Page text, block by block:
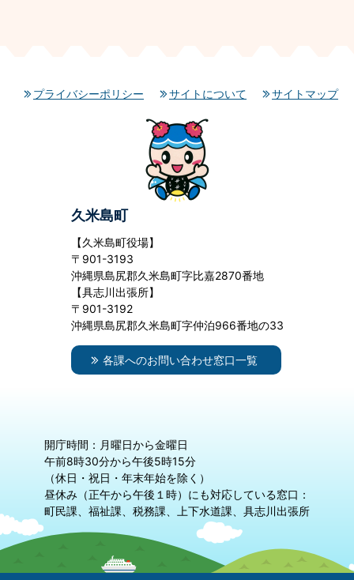
プライバシーポリシー サイトについて サイトマップ
久米島町
【久米島町役場】
〒901-3193
沖縄県島尻郡久米島町字比嘉2870番地
【具志川出張所】
〒901-3192
沖縄県島尻郡久米島町字仲泊966番地の33
各課へのお問い合わせ窓口一覧
開庁時間：月曜日から金曜日
午前8時30分から午後5時15分
（休日・祝日・年末年始を除く）
昼休み（正午から午後１時）にも対応している窓口：
町民課、福祉課、税務課、上下水道課、具志川出張所